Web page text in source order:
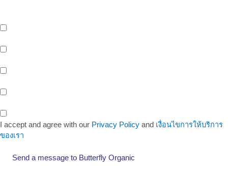
I accept and agree with our Privacy Policy and เงื่อนไขการให้บริการ
ของเรา
Send a message to Butterfly Organic